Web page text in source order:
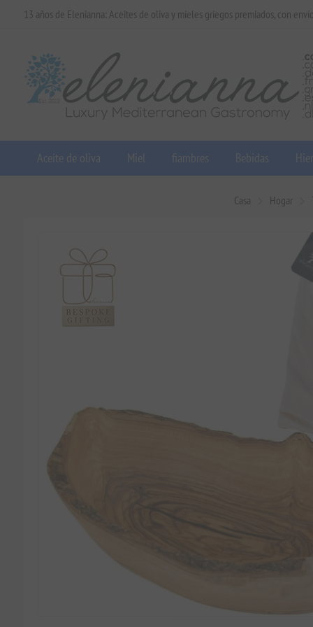
13 años de Elenianna: Aceites de oliva y mieles griegos premiados, con
Aceite de oliva Miel fiambres Bebidas
Casa Hogar